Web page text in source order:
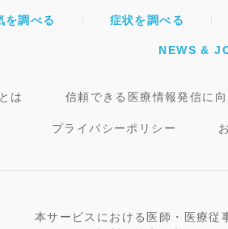
を調べる 症状を調べる
NEWS &
は 信頼できる医療情報発信に
プライバシーポリシー
本サービスにおける医師・医療従